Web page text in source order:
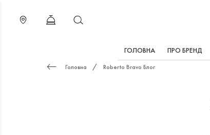
ГОЛОВНА ПРО БРЕНД
Головна Roberto Bravo Блог